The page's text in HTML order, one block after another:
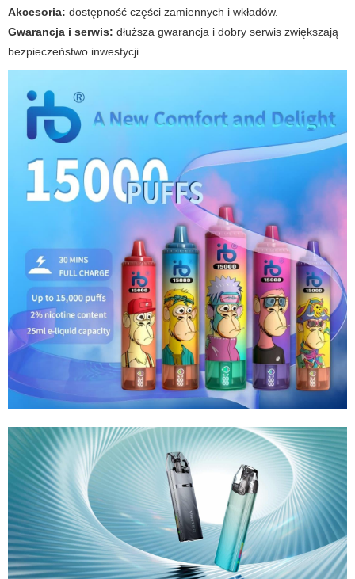
Akcesoria: dostępność części zamiennych i wkładów.
Gwarancja i serwis: dłuższa gwarancja i dobry serwis zwiększają
bezpieczeństwo inwestycji.